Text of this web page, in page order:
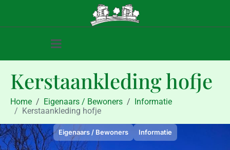
Kerstaankleding hofje
Home Eigenaars / Bewoners
Informatie
Kerstaankleding hofje
Eigenaars / Bewoners Informatie